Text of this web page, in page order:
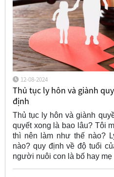
12-08-2024
Thủ tục ly hôn và giành
định
Thủ tục ly hôn và giành
quyết xong là bao lâu? Tôi
thì nên làm như thế nào?
nào? quy định về độ tuổi
người nuôi con là bố hay mẹ